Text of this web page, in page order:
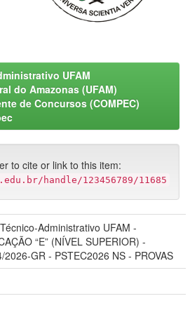
UFAM
do Amazonas (UFAM)
de Concursos (COMPEC)
to cite or link to this item:
handle/123456789/11685
Administrativo UFAM -
“E” (NÍVEL SUPERIOR) -
2026-GR - PSTEC2026 NS - PROVAS